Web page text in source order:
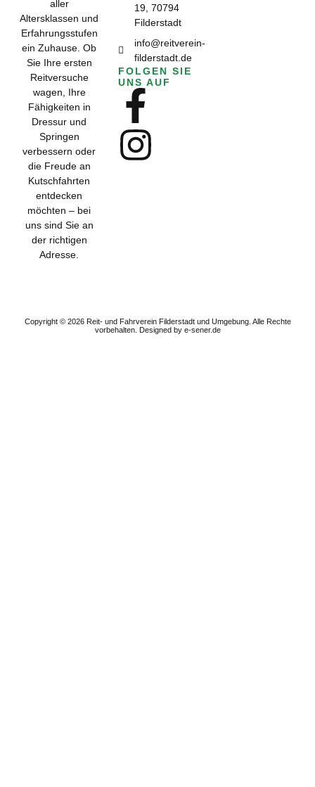
aller
Altersklassen und
Erfahrungsstufen
ein Zuhause. Ob
Sie Ihre ersten
Reitversuche
wagen, Ihre
Fähigkeiten in
Dressur und
Springen
verbessern oder
die Freude an
Kutschfahrten
entdecken
möchten – bei
uns sind Sie an
der richtigen
Adresse.
19, 70794
Filderstadt
info@reitverein-
filderstadt.de
FOLGEN SIE
UNS AUF
Copyright © 2026 Reit- und Fahrverein Filderstadt und Umgebung. Alle Rechte
vorbehalten.
Designed by e-sener.de